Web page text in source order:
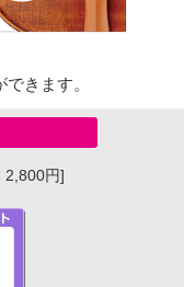
きます。
円]